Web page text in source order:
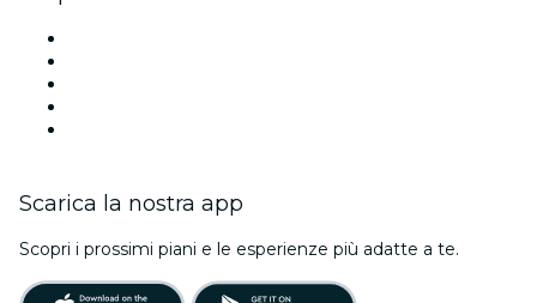
Scarica la nostra app
Scopri i prossimi piani e le esperienze più adatte a te.